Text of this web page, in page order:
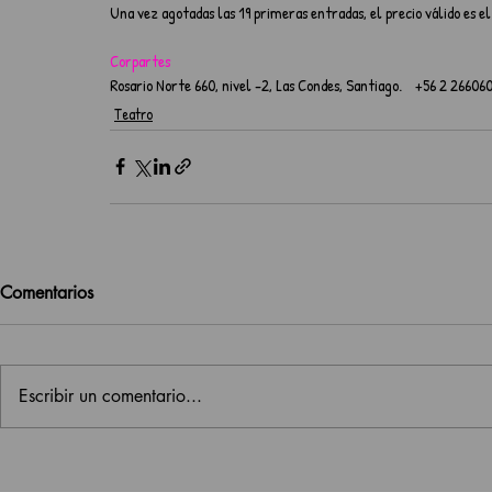
Una vez agotadas las 19 primeras entradas, el precio válido es
Corpartes
Rosario Norte 660, nivel -2, Las Condes, Santiago.    +56 2
Teatro
Comentarios
Escribir un comentario...